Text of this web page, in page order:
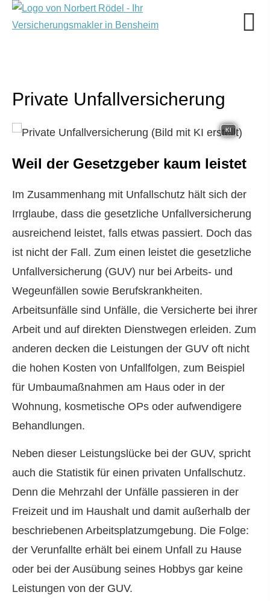
Private Unfall­ver­si­che­rung
KI
Weil der Gesetzgeber kaum leistet
Im Zusammenhang mit Unfallschutz hält sich der
Irrglaube, dass die gesetzliche Unfall­ver­si­che­rung
ausreichend leistet, falls etwas passiert. Doch das
ist nicht der Fall. Zum einen leistet die gesetzliche
Unfall­ver­si­che­rung (GUV) nur bei Arbeits- und
Wegeunfällen sowie Berufskrankheiten.
Arbeitsunfälle sind Unfälle, die Versicherte bei ihrer
Arbeit und auf direkten Dienstwegen erleiden. Zum
anderen decken die Leistungen der GUV oft nicht
die hohen Kosten von Unfallfolgen, zum Beispiel
für Umbaumaßnahmen am Haus oder in der
Wohnung, kosmetische OPs oder aufwendigere
Behandlungen.
Neben dieser Leistungslücke bei der GUV, spricht
auch die Statistik für einen privaten Unfallschutz.
Denn die Mehrzahl der Unfälle passieren in der
Freizeit und im Haushalt und damit außerhalb der
beschriebenen Arbeitsplatzumgebung. Die Folge:
der Verunfallte erhält bei einem Unfall zu Hause
oder bei der Ausübung seines Hobbys gar keine
Leistungen von der GUV.